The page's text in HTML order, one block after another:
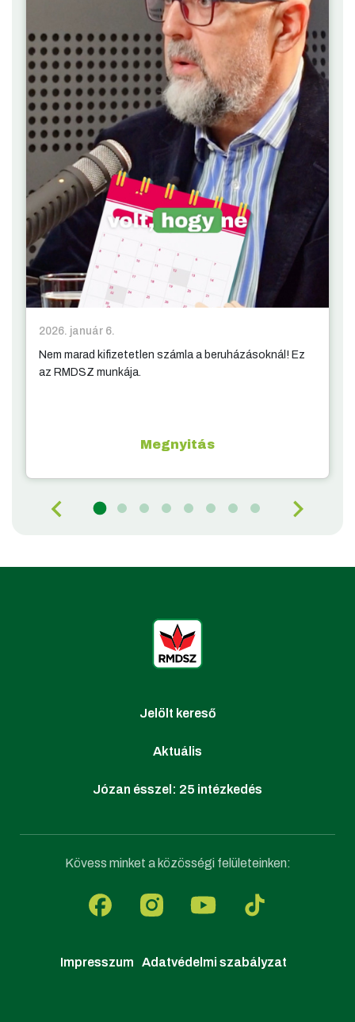
2026. január 6.
Nem marad kifizetetlen számla a beruházásoknál! Ez
az RMDSZ munkája.
Megnyitás
Jelölt kereső
Aktuális
Józan ésszel: 25 intézkedés
Kövess minket a közösségi felületeinken:
Impresszum Adatvédelmi szabályzat